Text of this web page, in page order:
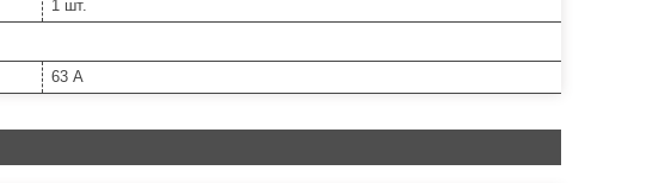
1 шт.
63 А